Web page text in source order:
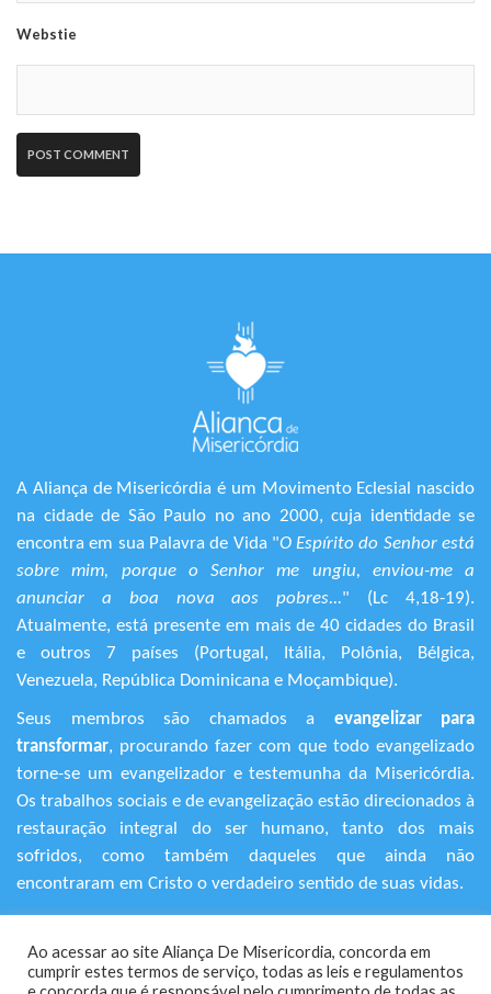
Webstie
A Aliança de Misericórdia é um Movimento Eclesial nascido
na cidade de São Paulo no ano 2000, cuja identidade se
encontra em sua Palavra de Vida "O Espírito do Senhor está
sobre mim, porque o Senhor me ungiu, enviou-me a
anunciar a boa nova aos pobres..." (Lc 4,18-19).
Atualmente, está presente em mais de 40 cidades do Brasil
e outros 7 países (Portugal, Itália, Polônia, Bélgica,
Venezuela, República Dominicana e Moçambique).
Seus membros são chamados a evangelizar para
transformar, procurando fazer com que todo evangelizado
torne-se um evangelizador e testemunha da Misericórdia.
Os trabalhos sociais e de evangelização estão direcionados à
restauração integral do ser humano, tanto dos mais
sofridos, como também daqueles que ainda não
encontraram em Cristo o verdadeiro sentido de suas vidas.
Rua Avanhandava, 616 – Bela Vista
São Paulo/SP - CEP 01306-000
Ao acessar ao site Aliança De Misericordia, concorda em
cumprir estes termos de serviço, todas as leis e regulamentos